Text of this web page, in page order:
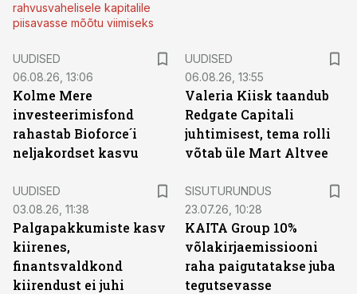
rahvusvahelisele kapitalile
piisavasse mõõtu viimiseks
UUDISED
06.08.26, 13:06
Kolme Mere
investeerimisfond
rahastab Bioforce´i
neljakordset kasvu
UUDISED
06.08.26, 13:55
Valeria Kiisk taandub
Redgate Capitali
juhtimisest, tema rolli
võtab üle Mart Altvee
UUDISED
03.08.26, 11:38
Palgapakkumiste kasv
kiirenes,
finantsvaldkond
kiirendust ei juhi
SISUTURUNDUS
23.07.26, 10:28
KAITA Group 10%
võlakirjaemissiooni
raha paigutatakse juba
tegutsevasse